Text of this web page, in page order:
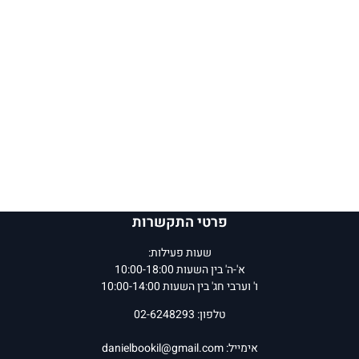
פרטי התקשרות
שעות פעילות:
א'-ה' בין השעות 10:00-18:00
ו' וערבי חג' בין השעות 10:00-14:00
טלפון: 02-6248293
אימייל:danielbookil@gmail.com